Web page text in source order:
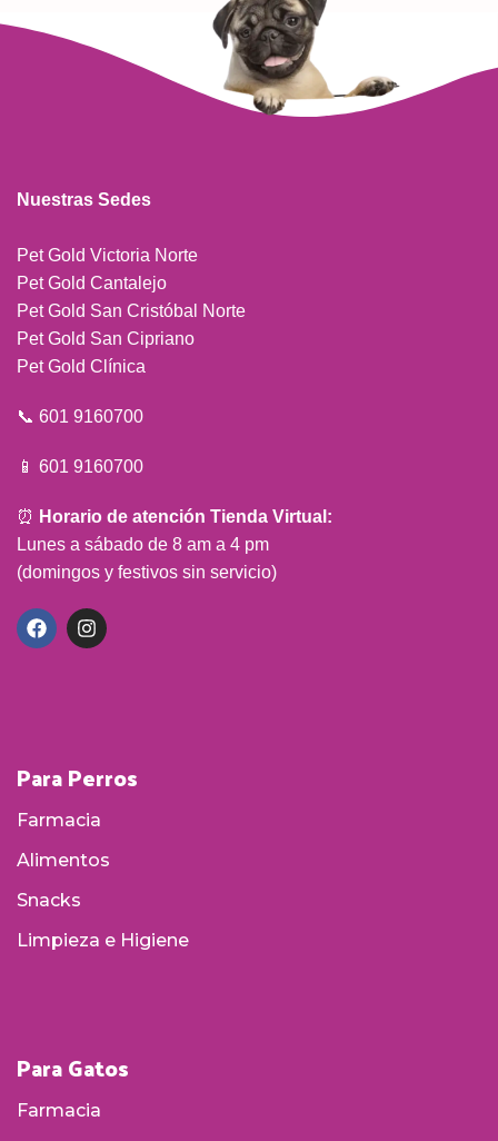
Nuestras Sedes
Pet Gold Victoria Norte
Pet Gold Cantalejo
Pet Gold San Cristóbal Norte
Pet Gold San Cipriano
Pet Gold Clínica
📞 601 9160700
📱 601 9160700
⏰ Horario de atención Tienda Virtual:
Lunes a sábado de 8 am a 4 pm
(domingos y festivos sin servicio)
Para Perros
Farmacia
Alimentos
Snacks
Limpieza e Higiene
Para Gatos
Farmacia